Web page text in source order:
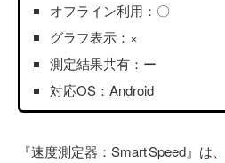
オフライン利用：〇
グラフ表示：×
測定結果共有：ー
対応OS：Android
『速度測定器：Smart Speed』は、